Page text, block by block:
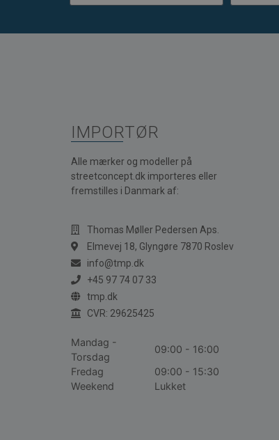
IMPORTØR
Alle mærker og modeller på
streetconcept.dk importeres eller
fremstilles i Danmark af:
Thomas Møller Pedersen Aps.
Elmevej 18, Glyngøre 7870 Roslev
info@tmp.dk
+45 97 74 07 33
tmp.dk
CVR: 29625425
Mandag -
Torsdag
09:00 - 16:00
Fredag
09:00 - 15:30
Weekend
Lukket